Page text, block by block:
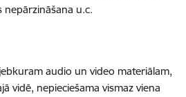
nepārzināšana u.c.
audio un video materiālam,
vidē, nepieciešama vismaz viena